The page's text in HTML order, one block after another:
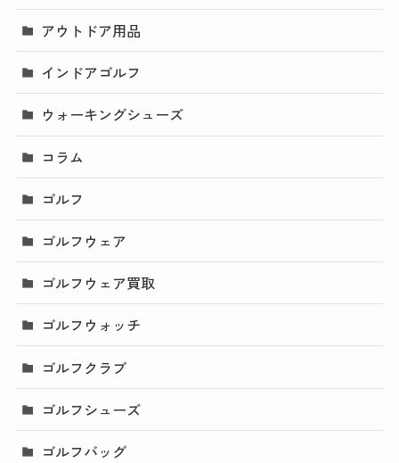
アウトドア用品
インドアゴルフ
ウォーキングシューズ
コラム
ゴルフ
ゴルフウェア
ゴルフウェア買取
ゴルフウォッチ
ゴルフクラブ
ゴルフシューズ
ゴルフバッグ